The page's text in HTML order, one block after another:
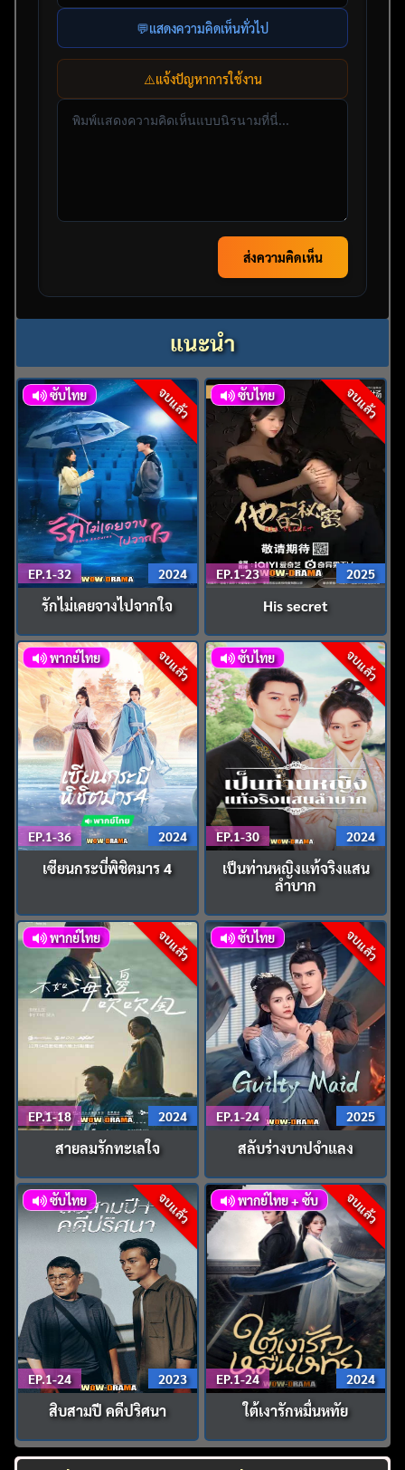
💬แสดงความคิดเห็นทั่วไป
⚠️แจ้งปัญหาการใช้งาน
ส่งความคิดเห็น
แนะนำ
จบแล้ว
ซับไทย
EP.1-32 2024
รักไม่เคยจางไปจากใจ
จบแล้ว
ซับไทย
EP.1-23 2025
His secret
จบแล้ว
พากย์ไทย
EP.1-36 2024
เซียนกระบี่พิชิตมาร 4
จบแล้ว
ซับไทย
EP.1-30 2024
เป็นท่านหญิงแท้จริงแสน
ลำบาก
จบแล้ว
พากย์ไทย
EP.1-18 2024
สายลมรักทะเลใจ
จบแล้ว
ซับไทย
EP.1-24 2025
สลับร่างบาปจำแลง
จบแล้ว
ซับไทย
EP.1-24 2023
สิบสามปี คดีปริศนา
จบแล้ว
พากย์ไทย + ซับ
EP.1-24 2024
ใต้เงารักหมื่นหทัย